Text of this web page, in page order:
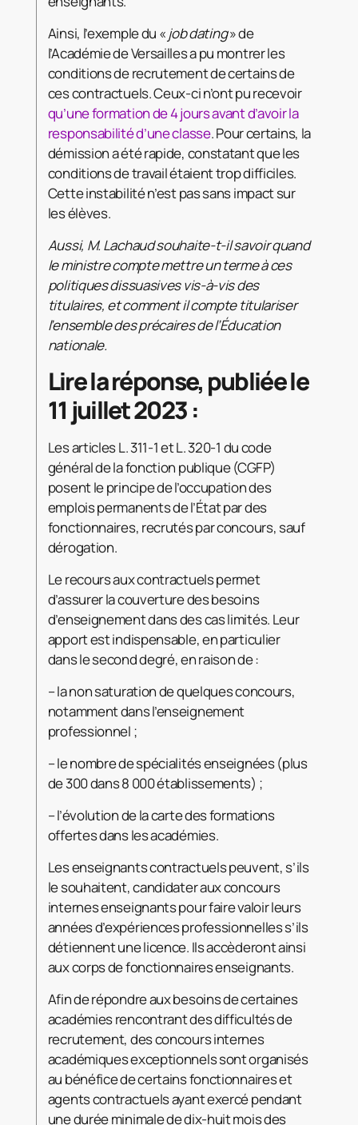
Ainsi, l’exemple du «job dating» de
l’Académie de Versailles a pu montrer les
conditions de recrutement de certains de
ces contractuels. Ceux-ci n’ont pu recevoir
qu’une formation de 4 jours avant d’avoir la
responsabilité d’une classe. Pour certains, la
démission a été rapide, constatant que les
conditions de travail étaient trop difficiles.
Cette instabilité n’est pas sans impact sur
les élèves.
Aussi, M. Lachaud souhaite-t-il savoir quand
le ministre compte mettre un terme à ces
politiques dissuasives vis-à-vis des
titulaires, et comment il compte titulariser
l’ensemble des précaires de l’Éducation
nationale.
Lire la réponse, publiée le
11 juillet 2023 :
Les articles L. 311-1 et L. 320-1 du code
général de la fonction publique (CGFP)
posent le principe de l’occupation des
emplois permanents de l’État par des
fonctionnaires, recrutés par concours, sauf
dérogation.
Le recours aux contractuels permet
d’assurer la couverture des besoins
d’enseignement dans des cas limités. Leur
apport est indispensable, en particulier
dans le second degré, en raison de :
– la non saturation de quelques concours,
notamment dans l’enseignement
professionnel ;
– le nombre de spécialités enseignées (plus
de 300 dans 8 000 établissements) ;
– l’évolution de la carte des formations
offertes dans les académies.
Les enseignants contractuels peuvent, s’ils
le souhaitent, candidater aux concours
internes enseignants pour faire valoir leurs
années d’expériences professionnelles s’ils
détiennent une licence. Ils accèderont ainsi
aux corps de fonctionnaires enseignants.
Afin de répondre aux besoins de certaines
académies rencontrant des difficultés de
recrutement, des concours internes
académiques exceptionnels sont organisés
au bénéfice de certains fonctionnaires et
agents contractuels ayant exercé pendant
une durée minimale de dix-huit mois des